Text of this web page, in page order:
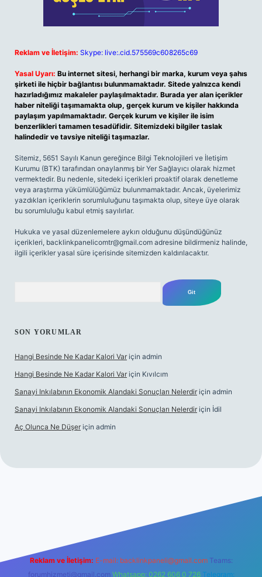
Reklam ve İletişim: Skype: live:.cid.575569c608265c69
Yasal Uyarı: Bu internet sitesi, herhangi bir marka, kurum veya şahıs
şirketi ile hiçbir bağlantısı bulunmamaktadır. Sitede yalnızca kendi
hazırladığımız makaleler paylaşılmaktadır. Burada yer alan içerikler
haber niteliği taşımamakta olup, gerçek kurum ve kişiler hakkında
paylaşım yapılmamaktadır. Gerçek kurum ve kişiler ile isim
benzerlikleri tamamen tesadüfidir. Sitemizdeki bilgiler taslak
halindedir ve tavsiye niteliği taşımazlar.
Sitemiz, 5651 Sayılı Kanun gereğince Bilgi Teknolojileri ve İletişim
Kurumu (BTK) tarafından onaylanmış bir Yer Sağlayıcı olarak hizmet
vermektedir. Bu nedenle, sitedeki içerikleri proaktif olarak denetleme
veya araştırma yükümlülüğümüz bulunmamaktadır. Ancak, üyelerimiz
yazdıkları içeriklerin sorumluluğunu taşımakta olup, siteye üye olarak
bu sorumluluğu kabul etmiş sayılırlar.
Hukuka ve yasal düzenlemelere aykırı olduğunu düşündüğünüz
içerikleri, backlinkpanelicomtr@gmail.com adresine bildirmeniz halinde,
ilgili içerikler yasal süre içerisinde sitemizden kaldırılacaktır.
SON YORUMLAR
Hangi Besinde Ne Kadar Kalori Var için admin
Hangi Besinde Ne Kadar Kalori Var için Kıvılcım
Sanayi Inkılabının Ekonomik Alandaki Sonuçları Nelerdir için admin
Sanayi Inkılabının Ekonomik Alandaki Sonuçları Nelerdir için İdil
Aç Olunca Ne Düşer için admin
Reklam ve İletişim: E-mail: backlinkpaneli@gmail.com Teams:
forumhizmeti@gmail.com Whatsapp: 0262 606 0 726 Telegram: